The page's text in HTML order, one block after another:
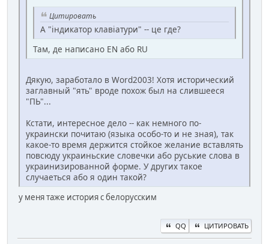
Цитировать
А "індикатор клавіатури" -- це где?
Там, де написано EN або RU
Дякую, заработало в Word2003! Хотя исторический
заглавный "ять" вроде похож был на слившееся
"ПЬ"...
Кстати, интересное дело -- как немного по-
украински почитаю (языка особо-то и не зная), так
какое-то время держится стойкое желание вставлять
повсюду украиньские словечки або руськие слова в
украинизированной форме. У других такое
случаеться або я один такой?
у меня таже история с белорусским
QQ ЦИТИРОВАТЬ